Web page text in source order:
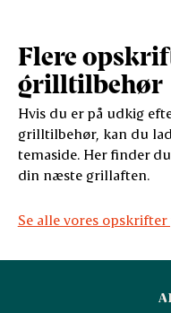
Flere
grilltilbehør
Hvis du er på udkig
grilltilbehør, kan du
temaside. Her finder
din næste grillaften.
Se alle vores